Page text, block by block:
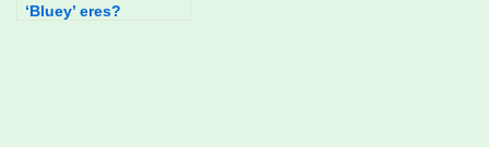
‘Bluey’ eres?